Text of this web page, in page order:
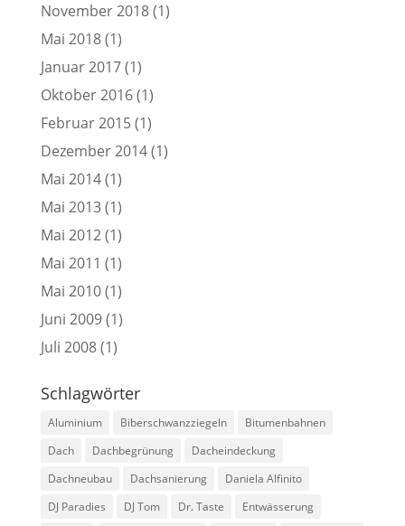
November 2018(1)
Mai 2018(1)
Januar 2017(1)
Oktober 2016(1)
Februar 2015(1)
Dezember 2014(1)
Mai 2014(1)
Mai 2013(1)
Mai 2012(1)
Mai 2011 (1)
Mai 2010(1)
Juni 2009(1)
Juli 2008(1)
Schlagwörter
Aluminium Biberschwanzziegeln
Bitumenbahnen
Dach
Dachbegrünung
Dacheindeckung
Dachneubau
Dachsanierung
Daniela Alfinito
DJ Paradies
DJ Tom Dr. Taste
Entwässerung